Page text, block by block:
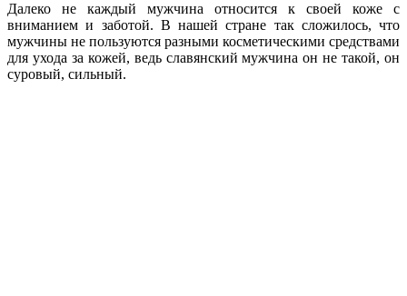
Далеко не каждый мужчина относится к своей коже с
вниманием и заботой. В нашей стране так сложилось, что
мужчины не пользуются разными косметическими средствами
для ухода за кожей, ведь славянский мужчина он не такой, он
суровый, сильный.